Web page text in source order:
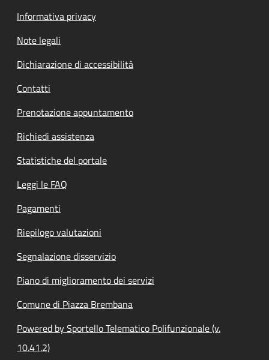
Informativa privacy
Note legali
Dichiarazione di accessibilità
Contatti
Prenotazione appuntamento
Richiedi assistenza
Statistiche del portale
Leggi le FAQ
Pagamenti
Riepilogo valutazioni
Segnalazione disservizio
Piano di miglioramento dei servizi
Comune di Piazza Brembana
Powered by Sportello Telematico Polifunzionale (v.
10.41.2)